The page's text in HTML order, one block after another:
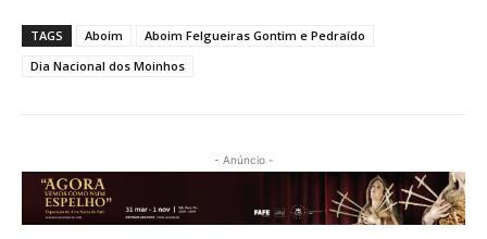
TAGS Aboim
Aboim Felgueiras Gontim e Pedraído
Dia Nacional dos Moinhos
- Anúncio -